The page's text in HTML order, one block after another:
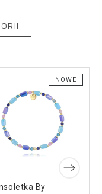
By
NOWE